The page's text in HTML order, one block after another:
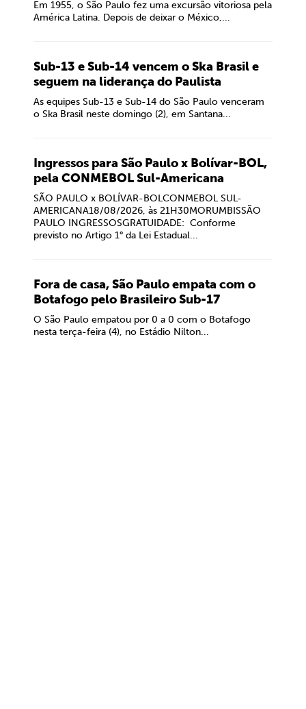
Em 1955, o São Paulo fez uma excursão vitoriosa pela
América Latina. Depois de deixar o México,...
Sub-13 e Sub-14 vencem o Ska Brasil e
seguem na liderança do Paulista
As equipes Sub-13 e Sub-14 do São Paulo venceram
o Ska Brasil neste domingo (2), em Santana...
Ingressos para São Paulo x Bolívar-BOL,
pela CONMEBOL Sul-Americana
SÃO PAULO x BOLÍVAR-BOLCONMEBOL SUL-
AMERICANA18/08/2026, às 21H30MORUMBISSÃO
PAULO INGRESSOSGRATUIDADE: Conforme
previsto no Artigo 1° da Lei Estadual...
Fora de casa, São Paulo empata com o
Botafogo pelo Brasileiro Sub-17
O São Paulo empatou por 0 a 0 com o Botafogo
nesta terça-feira (4), no Estádio Nilton...